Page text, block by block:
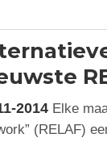
2014Elke
(RELAF)